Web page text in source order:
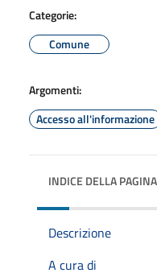
Categorie:
Comune
Argomenti:
Accesso all'informazione
INDICE DELLA PAGINA
Descrizione
A cura di